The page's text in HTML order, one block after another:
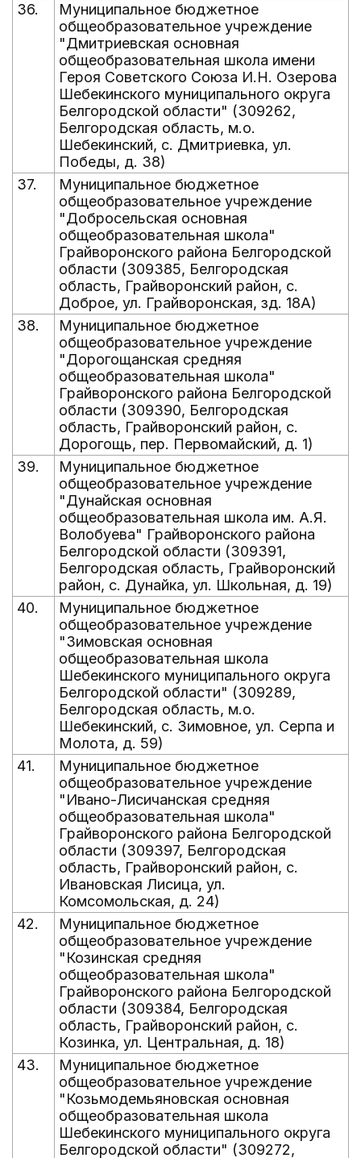
36.
Муниципальное бюджетное
общеобразовательное учреждение
"Дмитриевская основная
общеобразовательная школа имени
Героя Советского Союза И.Н. Озерова
Шебекинского муниципального округа
Белгородской области" (309262,
Белгородская область, м.о.
Шебекинский, с. Дмитриевка, ул.
Победы, д. 38)
37.
Муниципальное бюджетное
общеобразовательное учреждение
"Добросельская основная
общеобразовательная школа"
Грайворонского района Белгородской
области (309385, Белгородская
область, Грайворонский район, с.
Доброе, ул. Грайворонская, зд. 18А)
38.
Муниципальное бюджетное
общеобразовательное учреждение
"Дорогощанская средняя
общеобразовательная школа"
Грайворонского района Белгородской
области (309390, Белгородская
область, Грайворонский район, с.
Дорогощь, пер. Первомайский, д. 1)
39.
Муниципальное бюджетное
общеобразовательное учреждение
"Дунайская основная
общеобразовательная школа им. А.Я.
Волобуева" Грайворонского района
Белгородской области (309391,
Белгородская область, Грайворонский
район, с. Дунайка, ул. Школьная, д. 19)
40.
Муниципальное бюджетное
общеобразовательное учреждение
"Зимовская основная
общеобразовательная школа
Шебекинского муниципального округа
Белгородской области" (309289,
Белгородская область, м.о.
Шебекинский, с. Зимовное, ул. Серпа и
Молота, д. 59)
41.
Муниципальное бюджетное
общеобразовательное учреждение
"Ивано-Лисичанская средняя
общеобразовательная школа"
Грайворонского района Белгородской
области (309397, Белгородская
область, Грайворонский район, с.
Ивановская Лисица, ул.
Комсомольская, д. 24)
42.
Муниципальное бюджетное
общеобразовательное учреждение
"Козинская средняя
общеобразовательная школа"
Грайворонского района Белгородской
области (309384, Белгородская
область, Грайворонский район, с.
Козинка, ул. Центральная, д. 18)
43.
Муниципальное бюджетное
общеобразовательное учреждение
"Козьмодемьяновская основная
общеобразовательная школа
Шебекинского муниципального округа
Белгородской области" (309272,